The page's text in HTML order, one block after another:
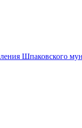
Шпаковского